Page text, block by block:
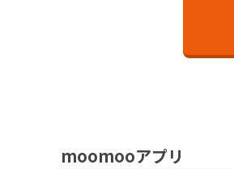
moomooアプリ